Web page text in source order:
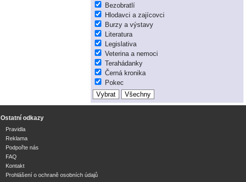
Bezobratlí
Hlodavci a zajícovci
Burzy a výstavy
Literatura
Legislativa
Veterina a nemoci
Terahádanky
Černá kronika
Pokec
Ostatní odkazy
Pravidla
Reklama
Podpořte nás
FAQ
Kontakt
Prohlášení o ochraně osobních údajů